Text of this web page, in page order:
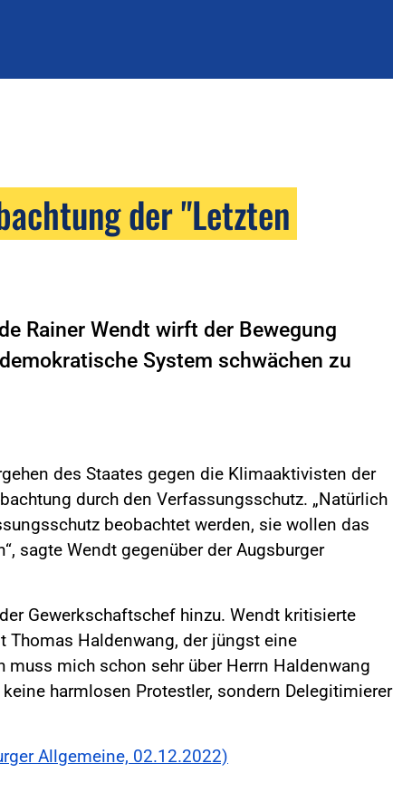
der "Letzten
Rainer Wendt wirft der Bewegung
System schwächen zu
des Staates gegen die Klimaaktivisten der
durch den Verfassungsschutz. „Natürlich
beobachtet werden, sie wollen das
sagte Wendt gegenüber der Augsburger
Gewerkschaftschef hinzu. Wendt kritisierte
Haldenwang, der jüngst eine
muss mich schon sehr über Herrn Haldenwang
harmlosen Protestler, sondern Delegitimierer
Allgemeine, 02.12.2022)